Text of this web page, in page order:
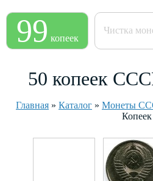
99 копеек
Чистка
50 копеек
Главная » Каталог » Монеты
Копеек